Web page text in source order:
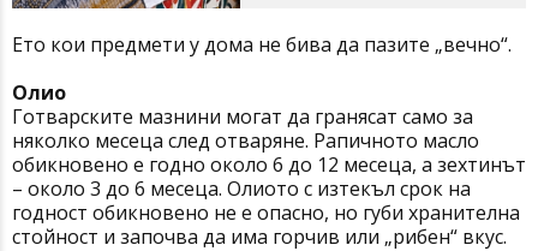
Ето кои предмети у дома не бива да пазите „вечно“.
Олио
Готварските мазнини могат да гранясат само за
няколко месеца след отваряне. Рапичното масло
обикновено е годно около 6 до 12 месеца, а зехтинът
– около 3 до 6 месеца. Олиото с изтекъл срок на
годност обикновено не е опасно, но губи хранителна
стойност и започва да има горчив или „рибен“ вкус.